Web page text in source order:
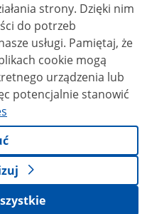
Dzięki nim
do potrzeb
Pamiętaj, że
cookie mogą
urządzenia lub
potencjalnie stanowić